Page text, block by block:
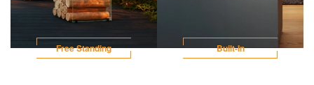
Free Standing Built-In